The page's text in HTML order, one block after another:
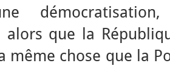
alors que la
même chose que la